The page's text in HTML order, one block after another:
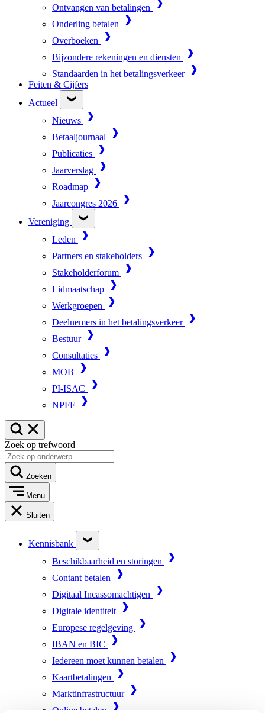
Ontvangen van betalingen
Onderling betalen
Overboeken
Bijzondere rekeningen en diensten
Standaarden in het betalingsverkeer
Feiten & Cijfers
Actueel
Nieuws
Betaaljournaal
Publicaties
Jaarverslag
Roadmap
Jaarcongres 2026
Vereniging
Leden
Partners en stakeholders
Stakeholderforum
Lidmaatschap
Werkgroepen
Deelnemers in het betalingsverkeer
Bestuur
Consultaties
MOB
PI-ISAC
NPFF
Zoek op trefwoord
Zoeken
Menu
Sluiten
Kennisbank
Beschikbaarheid en storingen
Contant betalen
Digitaal Incassomachtigen
Digitale identiteit
Europese regelgeving
IBAN en BIC
Iedereen moet kunnen betalen
Kaartbetalingen
Marktinfrastructuur
Online betalen